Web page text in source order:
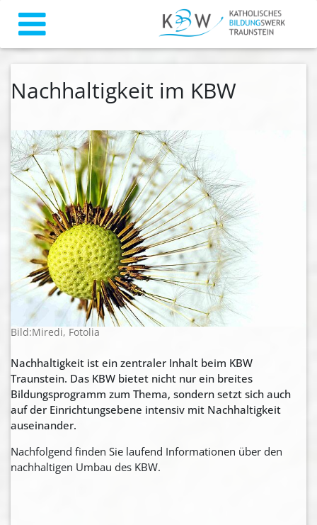
Nachhaltigkeit im KBW
Bild:Miredi, Fotolia
Nachhaltigkeit ist ein zentraler Inhalt beim KBW
Traunstein. Das KBW bietet nicht nur ein breites
Bildungsprogramm zum Thema, sondern setzt sich auch
auf der Einrichtungsebene intensiv mit Nachhaltigkeit
auseinander.
Nachfolgend finden Sie laufend Informationen über den
nachhaltigen Umbau des KBW.